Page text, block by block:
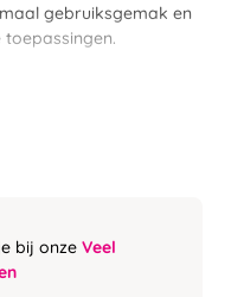
gebruiksgemak en
bij onze Veel